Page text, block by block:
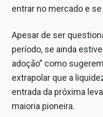
entrar no mercado e
Apesar de ser
período, se ainda
adoção” como
extrapolar que a
entrada da próxima
maioria pioneira.